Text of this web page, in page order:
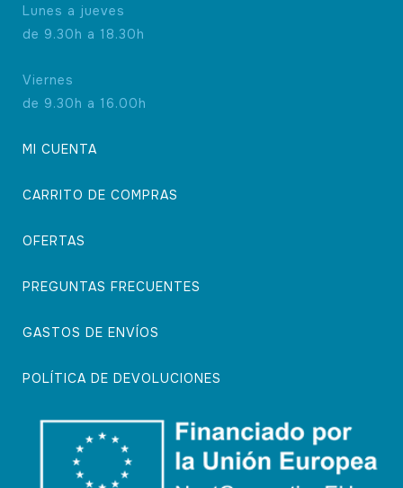
Lunes a jueves
de 9.30h a 18.30h
Viernes
de 9.30h a 16.00h
MI CUENTA
CARRITO DE COMPRAS
OFERTAS
PREGUNTAS FRECUENTES
GASTOS DE ENVÍOS
POLÍTICA DE DEVOLUCIONES